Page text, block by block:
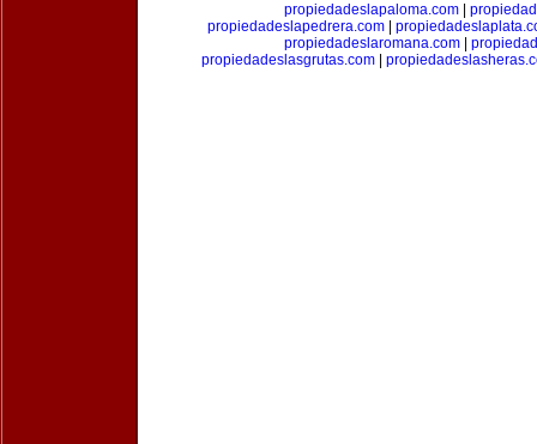
propiedadeslapaloma.com
propiedadeslapedrera.com|
propiedadeslaromana.com|
propiedadeslasgrutas.com|